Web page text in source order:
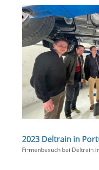
2023 Deltrain in
Firmenbesuch bei Deltrain